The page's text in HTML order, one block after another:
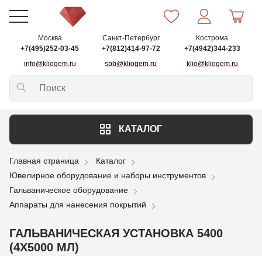
Москва
+7(495)252-03-45
info@kliogem.ru
Санкт-Петербург
+7(812)414-97-72
spb@kliogem.ru
Кострома
+7(4942)344-233
klio@kliogem.ru
КАТАЛОГ
Главная страница
Каталог
Ювелирное оборудование и наборы инструментов
Гальваническое оборудование
Аппараты для нанесения покрытий
ГАЛЬВАНИЧЕСКАЯ УСТАНОВКА 5400
(4Х5000 МЛ)